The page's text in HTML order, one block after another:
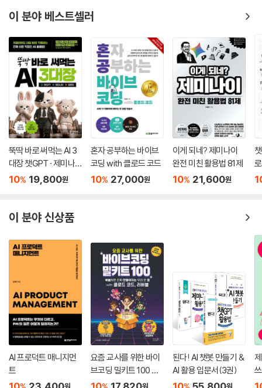
이 분야 베스트셀러
뚝딱 바로 써먹는 AI 3
대장 챗GPT · 제미나
이 · 클로드
10% 19,800원
혼자 공부하는 바이브
코딩 with 클로드 코드
10% 27,000원
이게 되네? 제미나이
완전 미친 활용법 81제
10% 21,600원
AI
이 분야 신상품
AI 프로덕트 매니지먼
트
원
요즘 교사를 위한 바이
브코딩 밀키트 100 wit
h 클로드 코드, 러버블
원
된다! AI 챗봇 만들기 &
AI 활용 입문서(3권)
원